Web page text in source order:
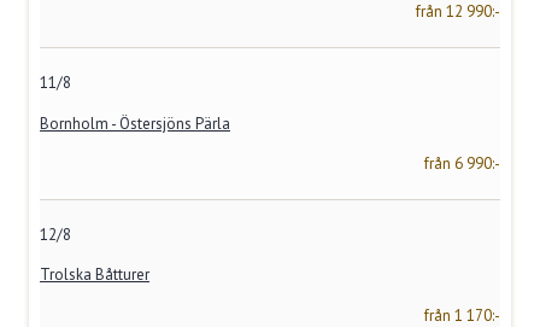
från 12 990:-
11/8
Bornholm - Östersjöns Pärla
från 6 990:-
12/8
Trolska Båtturer
från 1 170:-